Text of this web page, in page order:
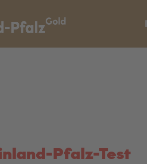
Pfalz-Test